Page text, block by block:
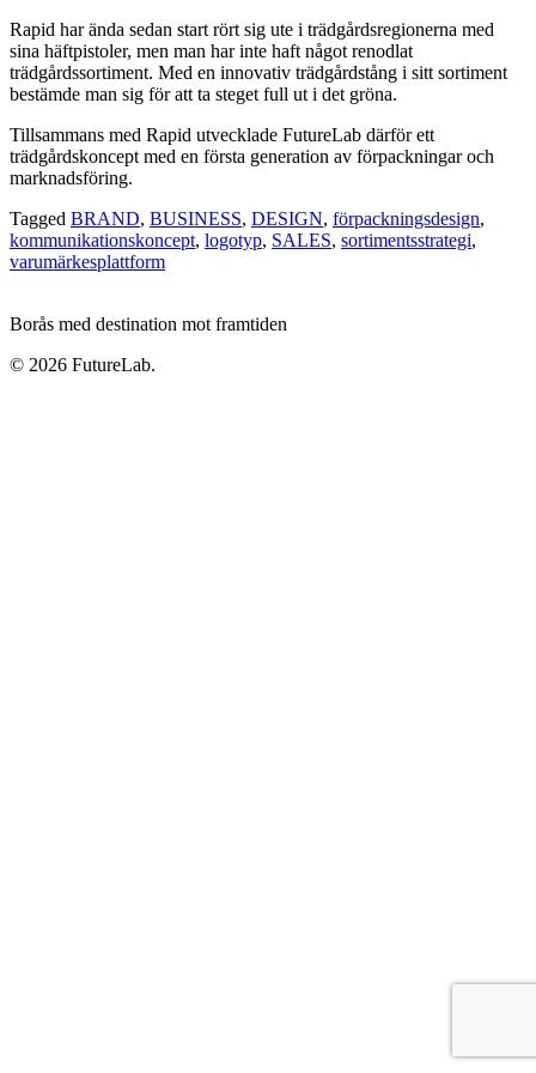
Rapid har ända sedan start rört sig ute i trädgårdsregionerna med
sina häftpistoler, men man har inte haft något renodlat
trädgårdssortiment. Med en innovativ trädgårdstång i sitt sortiment
bestämde man sig för att ta steget full ut i det gröna.
Tillsammans med Rapid utvecklade FutureLab därför ett
trädgårdskoncept med en första generation av förpackningar och
marknadsföring.
Tagged BRAND, BUSINESS, DESIGN, förpackningsdesign,
kommunikationskoncept, logotyp, SALES, sortimentsstrategi,
varumärkesplattform
Borås med destination mot framtiden
© 2026 FutureLab.